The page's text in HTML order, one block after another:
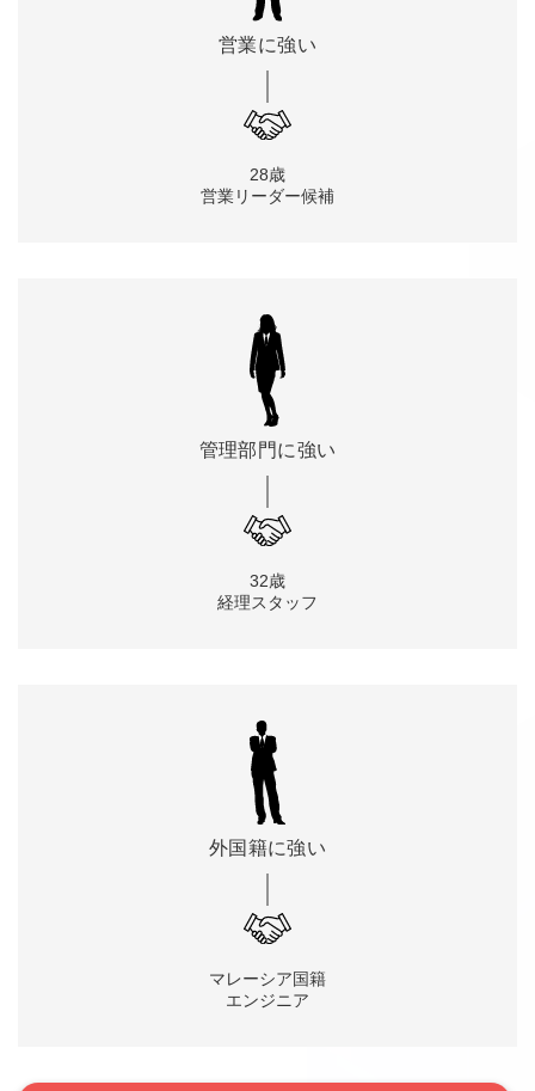
営業に強い
28歳
営業リーダー候補
管理部門に強い
32歳
経理スタッフ
外国籍に強い
マレーシア国籍
エンジニア